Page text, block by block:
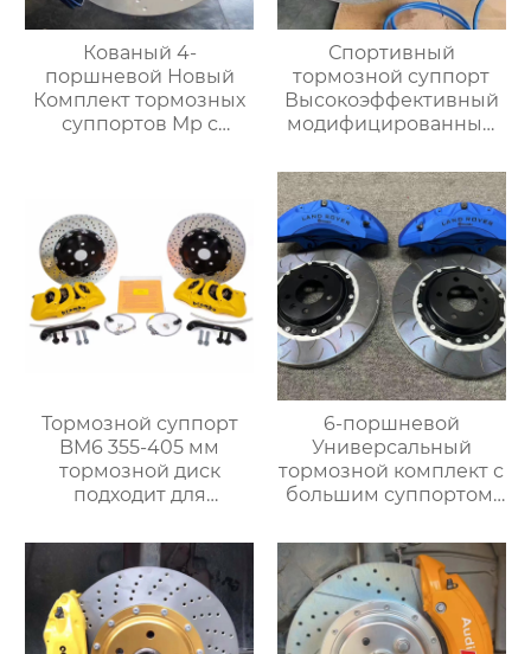
Кованый 4-
поршневой Новый
Комплект тормозных
суппортов Mp с
тормозной системы
Bmw Серии G
Спортивный
тормозной суппорт
Высокоэффективный
модифицированный
комплект 19Z
Гоночные задние 4
поршня Тормозной
суппорт BMW Audi
Benz
Тормозной суппорт
BM6 355-405 мм
тормозной диск
подходит для
дюймовых колес
Volkswagen Golf BMW
g, Mercedes-Benz Audi
6-поршневой
Универсальный
тормозной комплект с
большим суппортом,
Переднее колесо для
Range Rover,
Специальный
тормозной комплект